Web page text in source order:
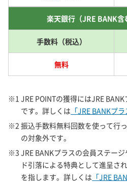
楽天銀行（JRE BANK
手数料（税込）
無料
※1 JRE POINTの獲得にはJRE
です。詳しくは 「JRE BANKプラ
※2 振込手数料無料回数を使って行
の対象外です。
※3 JRE BANKプラスの会員ステー
ド引落による特典として進呈さ
を指します。詳しくは 「JRE